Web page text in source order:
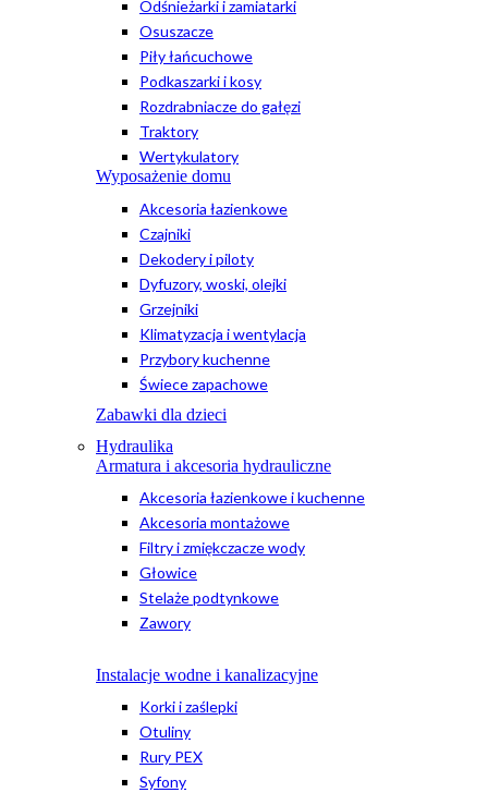
Odśnieżarki i zamiatarki
Osuszacze
Piły łańcuchowe
Podkaszarki i kosy
Rozdrabniacze do gałęzi
Traktory
Wertykulatory
Wyposażenie domu
Akcesoria łazienkowe
Czajniki
Dekodery i piloty
Dyfuzory, woski, olejki
Grzejniki
Klimatyzacja i wentylacja
Przybory kuchenne
Świece zapachowe
Zabawki dla dzieci
Hydraulika
Armatura i akcesoria hydrauliczne
Akcesoria łazienkowe i kuchenne
Akcesoria montażowe
Filtry i zmiękczacze wody
Głowice
Stelaże podtynkowe
Zawory
Instalacje wodne i kanalizacyjne
Korki i zaślepki
Otuliny
Rury PEX
Syfony